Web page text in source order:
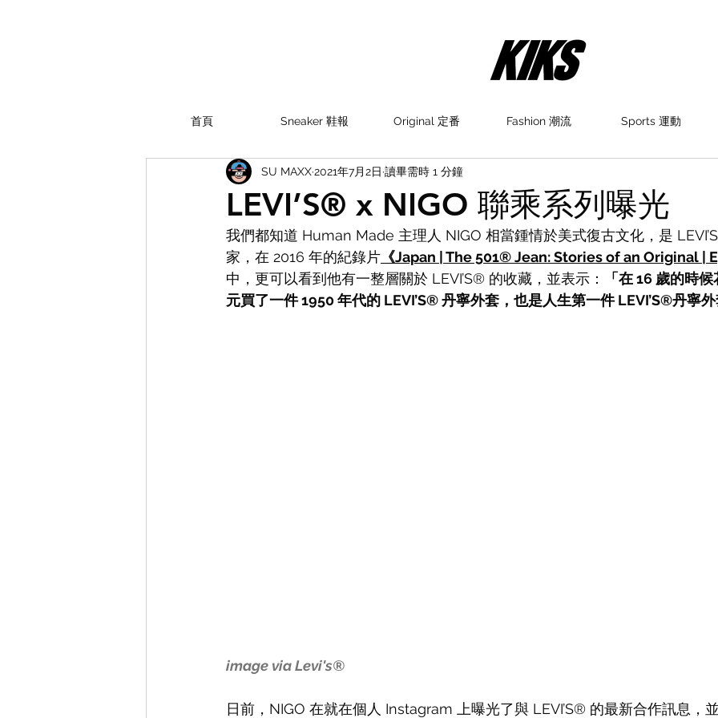
首頁 Sneaker 鞋報 Original 定番 Fashion 潮流 Sports 運動
LEVI’S® x NIGO 聯乘系列曝光
SU MAXX2021年7月2日 讀畢需時 1 分鐘
我們都知道 Human Made 主理人 NIGO 相當鍾情於美式復古文化，是
家，在 2016 年的紀錄片 《Japan | The 501® Jean: Stories of an Original |
中，更可以看到他有一整層關於 LEVI’S® 的收藏，並表示：
「在 16 歲的時
元買了一件 1950 年代的 LEVI’S® 丹寧外套，也是人生第一件 LEVI’S®丹寧外
image via Levi's®
日前，NIGO 在就在個人 Instagram 上曝光了與 LEVI’S® 的最新合作訊息，